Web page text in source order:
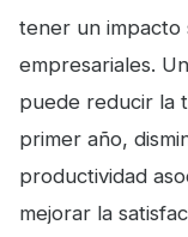
tener un impacto
empresariales.
puede reducir la
primer año,
productividad
mejorar la